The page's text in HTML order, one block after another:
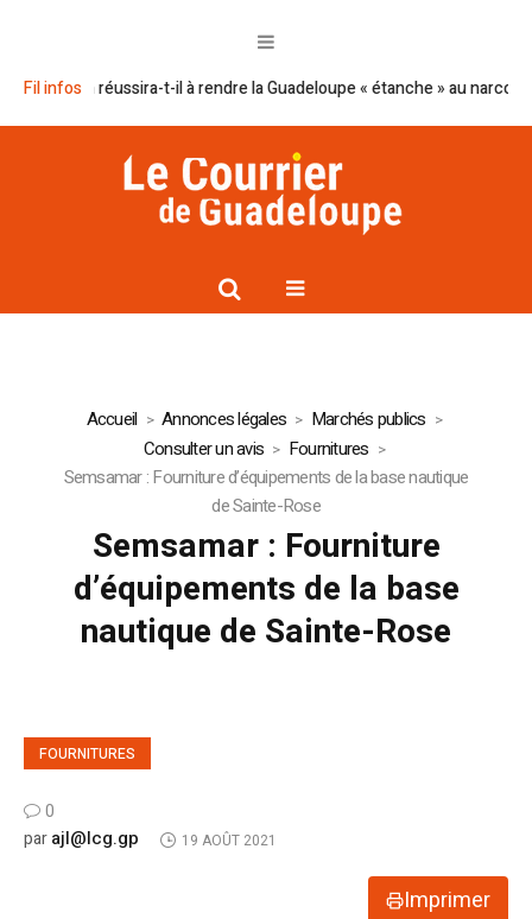
Fil infosréussira-t-il à rendre la Guadeloupe « étanche » au narcotrafic ?
Accueil Annonces légales
Marchés publics
Consulter un avis
Fournitures
Semsamar : Fourniture d’équipements de la base nautique
de Sainte-Rose
Semsamar : Fourniture
d’équipements de la base
nautique de Sainte-Rose
FOURNITURES
0
parajl@lcg.gp 19 AOÛT 2021
Imprimer